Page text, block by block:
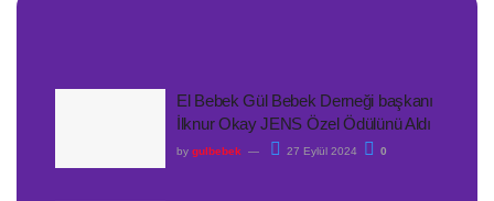
El Bebek Gül Bebek Derneği başkanı
İlknur Okay JENS Özel Ödülünü Aldı
by gulbebek 27 Eylül 2024 0